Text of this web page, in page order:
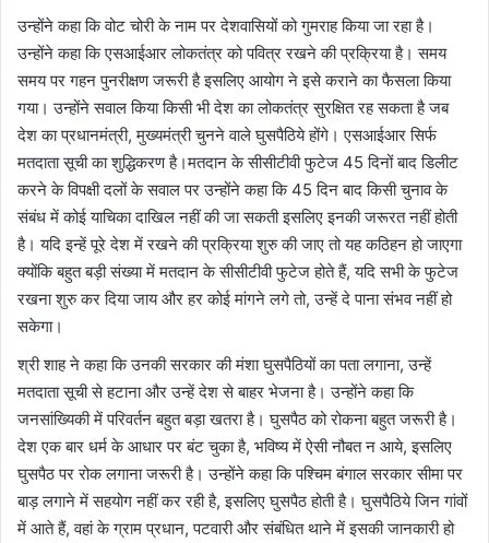
उन्होंने कहा कि वोट चोरी के नाम पर देशवासियों को गुमराह किया जा रहा है।
उन्होंने कहा कि एसआईआर लोकतंत्र को पवित्र रखने की प्रक्रिया है। समय
समय पर गहन पुनरीक्षण जरूरी है इसलिए आयोग ने इसे कराने का फैसला किया
गया। उन्होंने सवाल किया किसी भी देश का लोकतंत्र सुरक्षित रह सकता है जब
देश का प्रधानमंत्री, मुख्यमंत्री चुनने वाले घुसपैठिये होंगे। एसआईआर सिर्फ
मतदाता सूची का शुद्धिकरण है।मतदान के सीसीटीवी फुटेज 45 दिनों बाद डिलीट
करने के विपक्षी दलों के सवाल पर उन्होंने कहा कि 45 दिन बाद किसी चुनाव के
संबंध में कोई याचिका दाखिल नहीं की जा सकती इसलिए इनकी जरूरत नहीं होती
है। यदि इन्हें पूरे देश में रखने की प्रक्रिया शुरु की जाए तो यह कठिहन हो जाएगा
क्योंकि बहुत बड़ी संख्या में मतदान के सीसीटीवी फुटेज होते हैं, यदि सभी के फुटेज
रखना शुरु कर दिया जाय और हर कोई मांगने लगे तो, उन्हें दे पाना संभव नहीं हो
सकेगा।
श्री शाह ने कहा कि उनकी सरकार की मंशा घुसपैठियों का पता लगाना, उन्हें
मतदाता सूची से हटाना और उन्हें देश से बाहर भेजना है। उन्होंने कहा कि
जनसांख्यिकी में परिवर्तन बहुत बड़ा खतरा है। घुसपैठ को रोकना बहुत जरूरी है।
देश एक बार धर्म के आधार पर बंट चुका है, भविष्य में ऐसी नौबत न आये, इसलिए
घुसपैठ पर रोक लगाना जरूरी है। उन्होंने कहा कि पश्चिम बंगाल सरकार सीमा पर
बाड़ लगाने में सहयोग नहीं कर रही है, इसलिए घुसपैठ होती है। घुसपैठिये जिन गांवों
में आते हैं, वहां के ग्राम प्रधान, पटवारी और संबंधित थाने में इसकी जानकारी हो